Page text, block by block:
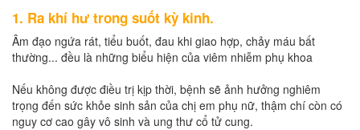
1. Ra khí hư trong suốt kỳ kinh.
Âm đạo ngứa rát, tiểu buốt, đau khi giao hợp, chảy máu bất
thường... đều là những biểu hiện của viêm nhiễm phụ khoa
Nếu không được điều trị kịp thời, bệnh sẽ ảnh hưởng nghiêm
trọng đến sức khỏe sinh sản của chị em phụ nữ, thậm chí còn có
nguy cơ cao gây vô sinh và ung thư cổ tử cung.